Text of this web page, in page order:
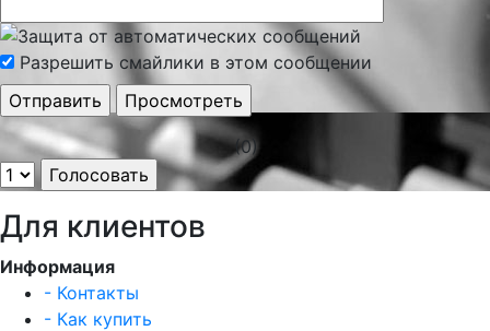
Разрешить смайлики в этом сообщении
(0)
Для клиентов
Информация
- Контакты
- Как купить